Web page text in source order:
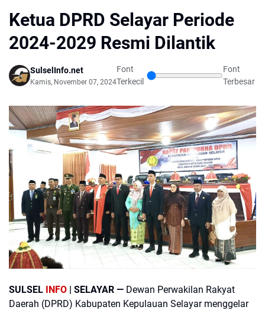
Ketua DPRD Selayar Periode
2024-2029 Resmi Dilantik
SulselInfo.net
Kamis, November 07, 2024
Font
Terkecil
Font
Terbesar
SULSEL INFO | SELAYAR — Dewan Perwakilan Rakyat
Daerah (DPRD) Kabupaten Kepulauan Selayar menggelar